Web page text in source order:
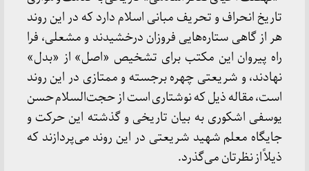
تاریخ انحراف و تحریف مبانی اسلام دارد که در این روند
هر از گاهی ستاره‌هایی فروزان درخشیدند و مشعلی، فرا
راه پیروان این مکتب برای تشخیص «اصل» از «بدل»
نهادند، و شریعتی چهره برجسته و ممتازی در این روند
است، مقاله ذیل که نوشتاری است از حجت‌السلام حسن
یوسفی اشکوری به بیان تاریخی و گذشته این حرکت و
جایگاه معلم شهید شریعتی در این روند می‌پردازند که
ذیلاً از نظرتان می‌گذرد.